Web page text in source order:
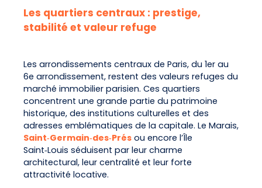
Au 2e étage sans ascenseur d’un immeuble en
excellent état, avec une façade également très
bien entretenue, cet appartement offre un cadre
bien se compose d’un salon agréable, d’une
chambre séparée, d’une petite cuisine équipée
indépendante, ainsi que d’un espace d’eau
comprenant une douche et des WC.
L’agencement permet une vraie séparation des
espaces et offre un intérieur fonctionnel, facile à
aménager et agréable au quotidien. Un
rafraîchissement est à prévoir, laissant la
possibilité au futur acquéreur de personnaliser
l’appartement selon ses goûts et d’en révéler tout
Les quartiers centraux : prestige,
stabilité et valeur refuge
Les arrondissements centraux de Paris, du 1er au
6e arrondissement, restent des valeurs refuges du
marché immobilier parisien. Ces quartiers
concentrent une grande partie du patrimoine
historique, des institutions culturelles et des
adresses emblématiques de la capitale. Le Marais,
Saint‑Germain‑des‑Prés ou encore l’Île
Saint‑Louis séduisent par leur charme
architectural, leur centralité et leur forte
attractivité locative.